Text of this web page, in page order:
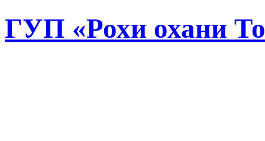
ГУП «Рохи охани